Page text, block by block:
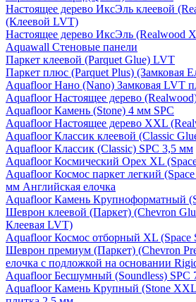
Настоящее дерево ИксЭль клеевой
(Клеевой LVT)
Настоящее дерево ИксЭль (Realwood
Aquawall Стеновые панели
Паркет клеевой (Parquet Glue) LVT
Паркет плюс (Parquet Plus) (Замковая
Aquafloor Нано (Nano) Замковая LVT
Aquafloor Настоящее дерево
Aquafloor Камень (Stone) 4 мм SPC
Aquafloor Настоящее дерево XXL
Aquafloor Классик клеевой (Classic
Aquafloor Классик (Classic) SPC 3,5 мм
Aquafloor Космический Орех XL
Aquafloor Космос паркет легкий
мм Английская елочка
Aquafloor Камень Крупноформатный
Шеврон клеевой (Паркет) (Chevron
Клеевая LVT)
Aquafloor Космос отборный XL (Space
Шеврон премиум (Паркет) (Chevron
елочка с подложкой на основании
Aquafloor Бесшумный (Soundless) SPC
Aquafloor Камень Крупный (Stone